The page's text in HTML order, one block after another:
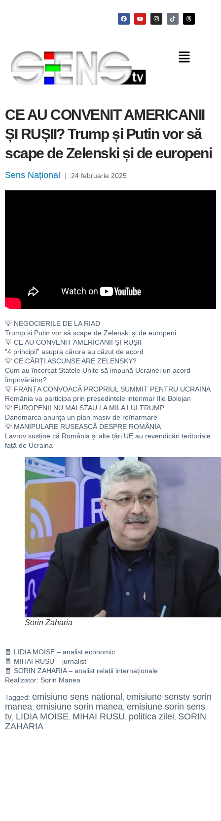
CE AU CONVENIT AMERICANII
ȘI RUȘII? Trump și Putin vor să
scape de Zelenski și de europeni
Sens Național | 24 februarie 2025
💡 NEGOCIERILE DE LA RIAD
Trump și Putin vor să scape de Zelenski și de europeni
💡 CE AU CONVENIT AMERICANII ȘI RUȘII
”4 principii” asupra cărora au căzut de acord
💡 CE CĂRȚI ASCUNSE ARE ZELENSKY?
Cum au încercat Statele Unite să impună Ucrainei un acord
împovărător?
💡 FRANȚA CONVOACĂ PROPRIUL SUMMIT PENTRU UCRAINA
România va participa prin președintele interimar Ilie Bolojan
💡 EUROPENII NU MAI STAU LA MILA LUI TRUMP
Danemarca anunţa un plan masiv de reînarmare
💡 MANIPULARE RUSEASCĂ DESPRE ROMÂNIA
Lavrov susține că România și alte țări UE au revendicări teritoriale
față de Ucraina
Sorin Zaharia
🧧 LIDIA MOISE – analist economic
🧧 MIHAI RUSU – jurnalist
🧧 SORIN ZAHARIA – analist relații internaționale
Realizator: Sorin Manea
Tagged: emisiune sens national emisiune senstv sorin
manea emisiune sorin manea emisiune sorin sens
tv LIDIA MOISE MIHAI RUSU politica zilei SORIN
ZAHARIA